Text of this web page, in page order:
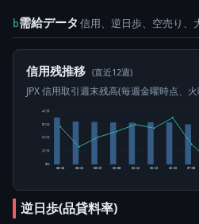
b需給データ 信用、逆日歩、空売り、
信用残推移 (直近12週)
JPX 信用取引週末残高(毎週金曜時点、
0株
1万株
2万株
3万株
4万株
05-15 05-22 05-29 06-05 06-12 06-19 06-26 07-03
逆日歩(品貸料率)